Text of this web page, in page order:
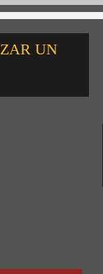
UN